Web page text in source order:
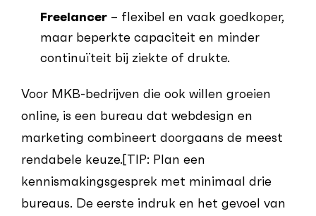
Freelancer – flexibel en vaak goedkoper,
maar beperkte capaciteit en minder
continuïteit bij ziekte of drukte.
Voor MKB-bedrijven die ook willen groeien
online, is een bureau dat webdesign en
marketing combineert doorgaans de meest
rendabele keuze.[TIP: Plan een
kennismakingsgesprek met minimaal drie
bureaus. De eerste indruk en het gevoel van